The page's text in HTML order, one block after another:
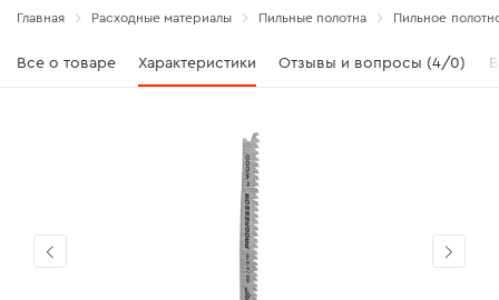
Главная Расходные материалы Пильные полотна Пильное
Все о товаре Характеристики Отзывы и вопросы (4/0)